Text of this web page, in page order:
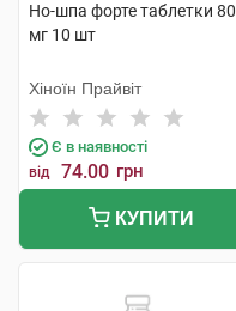
Но-шпа форте таблетки 80
мг 10 шт
Хіноїн Прайвіт
Є в наявності
від 74.00 грн
КУПИТИ